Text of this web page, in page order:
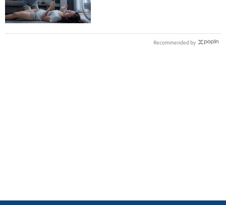
Recommended by